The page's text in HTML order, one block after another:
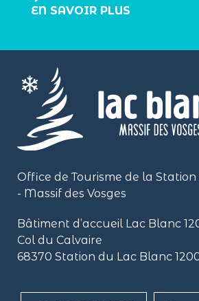
EN SAVOIR PLUS
Office de Tourisme de la
- Massif des Vosges
Bâtiment d’accueil Lac Blanc
Col du Calvaire
68370 Station du Lac Blanc